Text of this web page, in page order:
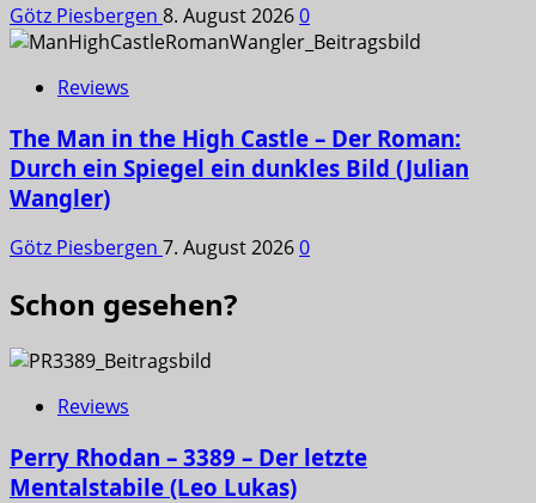
Götz Piesbergen 8. August 20260
Reviews
The Man in the High Castle – Der Roman:
Durch ein Spiegel ein dunkles Bild (Julian
Wangler)
Götz Piesbergen 7. August 20260
Schon gesehen?
Reviews
Perry Rhodan – 3389 – Der letzte
Mentalstabile (Leo Lukas)